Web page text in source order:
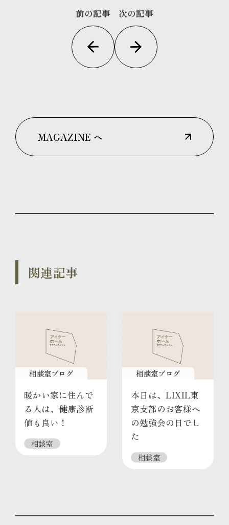
前の記事 次の記事
MAGAZINE へ
関連記事
相談室ブログ
暖かい家に住んで
る人は、健康診断
値も良い！
相談室
相談室ブログ
本日は、LIXIL東
京支部のお客様へ
の勉強会の日でし
た
相談室